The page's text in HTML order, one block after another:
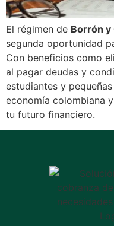
El régimen de Borrón y
segunda oportunidad
Con beneficios como
al pagar deudas y
estudiantes y
economía colombiana
tu futuro financiero.